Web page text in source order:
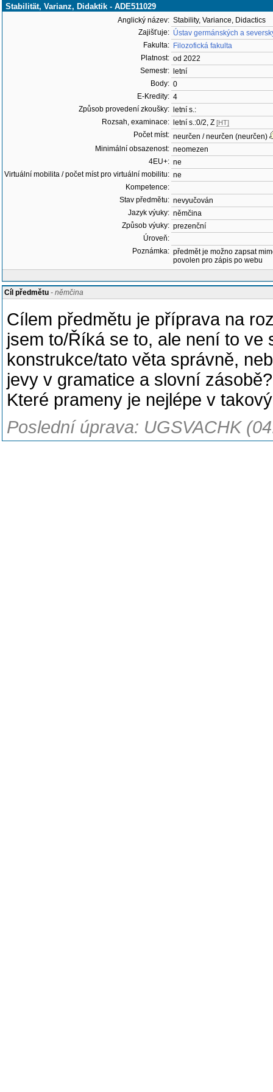
Stabilität, Varianz, Didaktik - ADE511029
Anglický název: Stability, Variance, Didactics
Zajišťuje: Ústav germánských a
Fakulta: Filozofická fakulta
Platnost: od 2022
Semestr:
letní
Body: 0
E-Kredity: 4
Způsob provedení zkoušky:
letní s.:
Rozsah, examinace:
letní s.:0/2, Z [HT]
Počet míst: neurčen / neurčen (neurčen)
Minimální obsazenost: neomezen
4EU+: ne
Virtuální mobilita / počet míst pro virtuální mobilitu: ne
Kompetence:
Stav předmětu: nevyučován
Jazyk výuky: němčina
Způsob výuky: prezenční
Úroveň:
Poznámka: předmět je možno zapsat
povolen pro zápis po webu
Cíl předmětu - němčina
Cílem předmětu je příprava na
jsem to/Říká se to, ale není to
konstrukce/tato věta správně,
jevy v gramatice a slovní
Které prameny je nejlépe v
Poslední úprava: UGSVACHK